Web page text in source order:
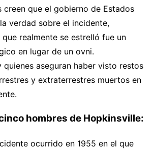
creen que el gobierno de Estados
verdad sobre el incidente,
realmente se estrelló fue un
en lugar de un ovni.
quienes aseguran haber visto restos
y extraterrestres muertos en
hombres de Hopkinsville:
ocurrido en 1955 en el que